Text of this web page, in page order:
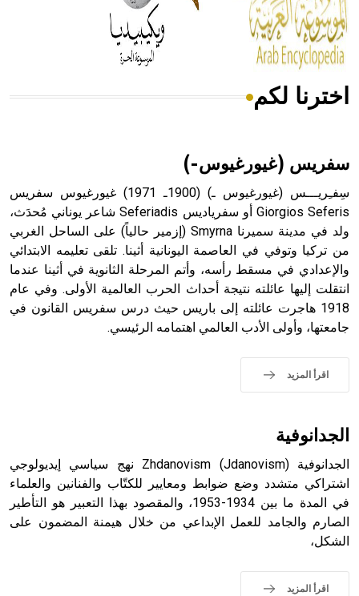
من مادة كربونات الكلسيوم، وهو أحمر أو شديد الحمرة وهو
أجود أنواعه، ويمتاز بكبر الحجم ويسمى الش
هل تعلم أن الأبسيد كلمة فرنسية اللفظ تم اعتمادها مصطلحاً
- هل تعلم أن أبجر Abgar اسم معروف جيداً يعود إلى عدد من
الملوك الذين حكموا مدينة إديسا (الرها) من أبجر الأول وحتى
التاسع، وهم ينتسبون إلى أسرة أوسروين
sign تكتب منفصلة غير متصلة، وتعتمد المبدأ الأكوروفوني،
اخترنا لكم
سفريس (غيورغيوس-)
سِفـِريـــس (غيورغيوس ـ) (1900ـ 1971) غيورغيوس سفريس
Giorgios Seferis أو سفرياديس Seferiadis شاعر يوناني مُحدَث،
ولد في مدينة سميرنا Smyrna (إزمير حالياً) على الساحل الغربي
من تركيا وتوفي في العاصمة اليونانية أثينا. تلقى تعليمه الابتدائي
والإعدادي في مسقط رأسه، وأتم المرحلة الثانوية في أثينا عندما
انتقلت إليها عائلته نتيجة أحداث الحرب العالمية الأولى. وفي عام
1918 هاجرت عائلته إلى باريس حيث درس سفريس القانون في
جامعتها، وأولى الأدب العالمي اهتمامه الرئيسي.
اقرأ المزيد
الجدانوفية
الجدانوفية Zhdanovism (Jdanovism) نهج سياسي إيديولوجي
اشتراكي متشدد وضع ضوابط ومعايير للكتّاب والفنانين والعلماء
في المدة ما بين 1934-1953، والمقصود بهذا التعبير هو التأطير
الصارم والجامد للعمل الإبداعي من خلال هيمنة المضمون على
الشكل،
اقرأ المزيد